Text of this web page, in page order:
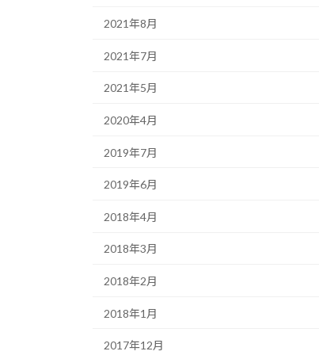
2021年8月
2021年7月
2021年5月
2020年4月
2019年7月
2019年6月
2018年4月
2018年3月
2018年2月
2018年1月
2017年12月